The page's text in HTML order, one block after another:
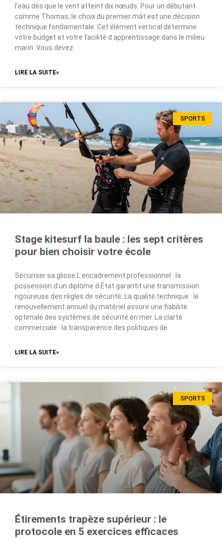
l’eau dès que le vent atteint dix nœuds. Pour un débutant
comme Thomas, le choix du premier mât est une décision
technique fondamentale. Cet élément vertical détermine
votre budget et votre facilité d apprentissage dans le milieu
marin. Vous devez
LIRE LA SUITE»
SPORTS
Stage kitesurf la baule : les sept critères
pour bien choisir votre école
Sécuriser sa glisse L encadrement professionnel : la
possession d un diplôme d État garantit une transmission
rigoureuse des règles de sécurité. La qualité technique : le
renouvellement annuel du matériel assure une fiabilité
optimale des systèmes de sécurité en mer. La clarté
commerciale : la transparence des politiques de
LIRE LA SUITE»
SPORTS
Étirements trapèze supérieur : le
protocole en 5 exercices efficaces